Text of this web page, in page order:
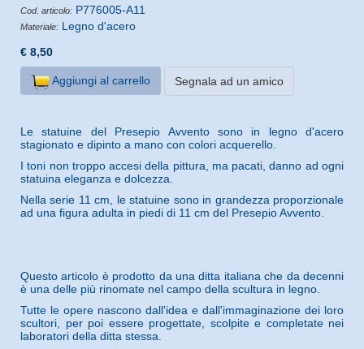
Cod. articolo: P776005-A11
Materiale: Legno d'acero
€ 8,50
Aggiungi al carrello Segnala ad un amico
Le statuine del Presepio Avvento sono in legno d'acero
stagionato e dipinto a mano con colori acquerello.
I toni non troppo accesi della pittura, ma pacati, danno ad ogni
statuina eleganza e dolcezza.
Nella serie 11 cm, le statuine sono in grandezza proporzionale
ad una figura adulta in piedi di 11 cm del Presepio Avvento.
Questo articolo è prodotto da una ditta italiana che da decenni
è una delle più rinomate nel campo della scultura in legno.
Tutte le opere nascono dall'idea e dall'immaginazione dei loro
scultori, per poi essere progettate, scolpite e completate nei
laboratori della ditta stessa.